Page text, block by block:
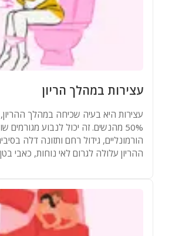
עצירות במהלך הריון
עצירות היא בעיה שכיחה במהלך
50% מהנשים. זה יכול לנבוע מגורמים
הורמונליים, גידול רחם ותזונה דלה
ההריון עלולה לגרום לאי נוחות, כאבי